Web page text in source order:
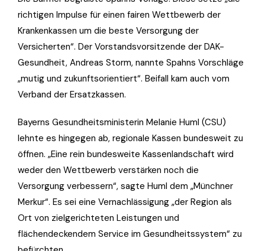
richtigen Impulse für einen fairen Wettbewerb der
Krankenkassen um die beste Versorgung der
Versicherten“. Der Vorstandsvorsitzende der DAK-
Gesundheit, Andreas Storm, nannte Spahns Vorschläge
„mutig und zukunftsorientiert“. Beifall kam auch vom
Verband der Ersatzkassen.
Bayerns Gesundheitsministerin Melanie Huml (CSU)
lehnte es hingegen ab, regionale Kassen bundesweit zu
öffnen. „Eine rein bundesweite Kassenlandschaft wird
weder den Wettbewerb verstärken noch die
Versorgung verbessern“, sagte Huml dem „Münchner
Merkur“. Es sei eine Vernachlässigung „der Region als
Ort von zielgerichteten Leistungen und
flächendeckendem Service im Gesundheitssystem“ zu